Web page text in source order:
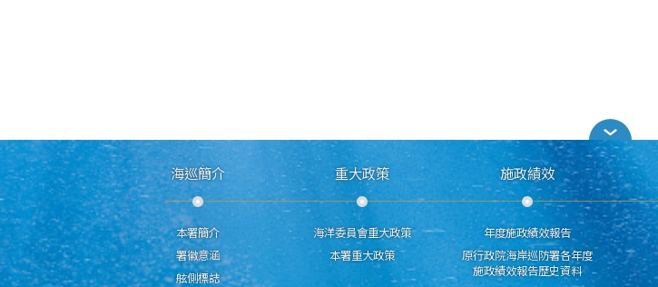
海巡簡介
本署簡介
署徽意涵
舷側標誌
重大政策
海洋委員會重大政策
本署重大政策
施政績效
年度施政績效報告
原行政院海岸巡防署各年度
施政績效報告歷史資料